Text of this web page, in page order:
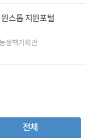
스톱 지원포털
정책기획관
전체